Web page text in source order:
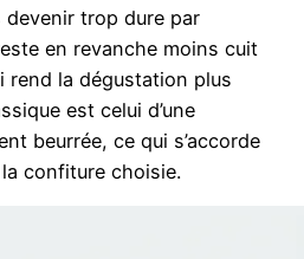
trop dure par
en revanche moins cuit
rend la dégustation plus
est celui d’une
beurrée, ce qui s’accorde
confiture choisie.